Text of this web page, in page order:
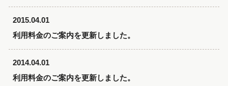
2015.04.01
利用料金のご案内を更新しました。
2014.04.01
利用料金のご案内を更新しました。